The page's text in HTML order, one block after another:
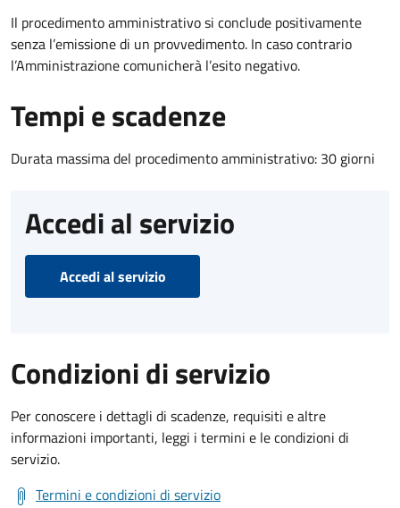
Il procedimento amministrativo si conclude positivamente
senza l’emissione di un provvedimento. In caso contrario
l’Amministrazione comunicherà l’esito negativo.
Tempi e scadenze
Durata massima del procedimento amministrativo: 30 giorni
Accedi al servizio
Accedi al servizio
Condizioni di servizio
Per conoscere i dettagli di scadenze, requisiti e altre
informazioni importanti, leggi i termini e le condizioni di
servizio.
Termini e condizioni di servizio